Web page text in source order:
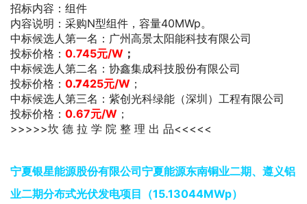
招标内容：组件
内容说明：采购N型组件，容量40MWp。
中标候选人第一名：广州高景太阳能科技有限公司
投标价格： 0.745元/W ；
中标候选人第二名：协鑫集成科技股份有限公司
投标价格： 0.7425元/W ；
中标候选人第三名：紫创光科绿能（深圳）工程有限公司
投标价格： 0.67元/W ；
>>>>>坎 德 拉 学 院 整 理 出 品<<<<<
宁夏银星能源股份有限公司宁夏能源东南铜业二期、遵义铝
业二期分布式光伏发电项目（15.13044MWp）